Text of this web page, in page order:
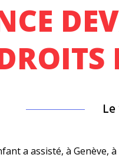
a assisté, à Genève,